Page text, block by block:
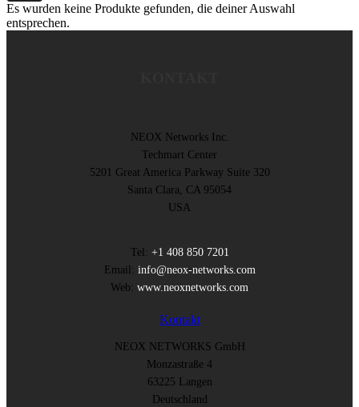
Es wurden keine Produkte gefunden, die deiner Auswahl
entsprechen.
NEOX Networks Inc.
Techmart Center
5201 Great America Parkway Suite 320
Santa Clara, CA 95054
USA
Tel: +1 408 850 7201
Email: info@neox-networks.com
Web: www.neoxnetworks.com
Kontakt
NEOX NETWORKS GmbH
Monzastraße 4
63225 Langen
Deutschland